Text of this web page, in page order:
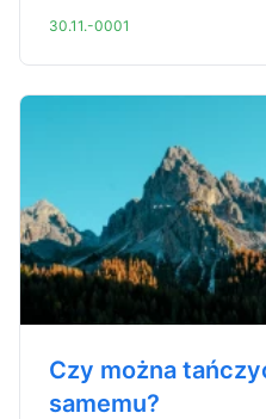
30.11.-0001
Czy można
samemu?